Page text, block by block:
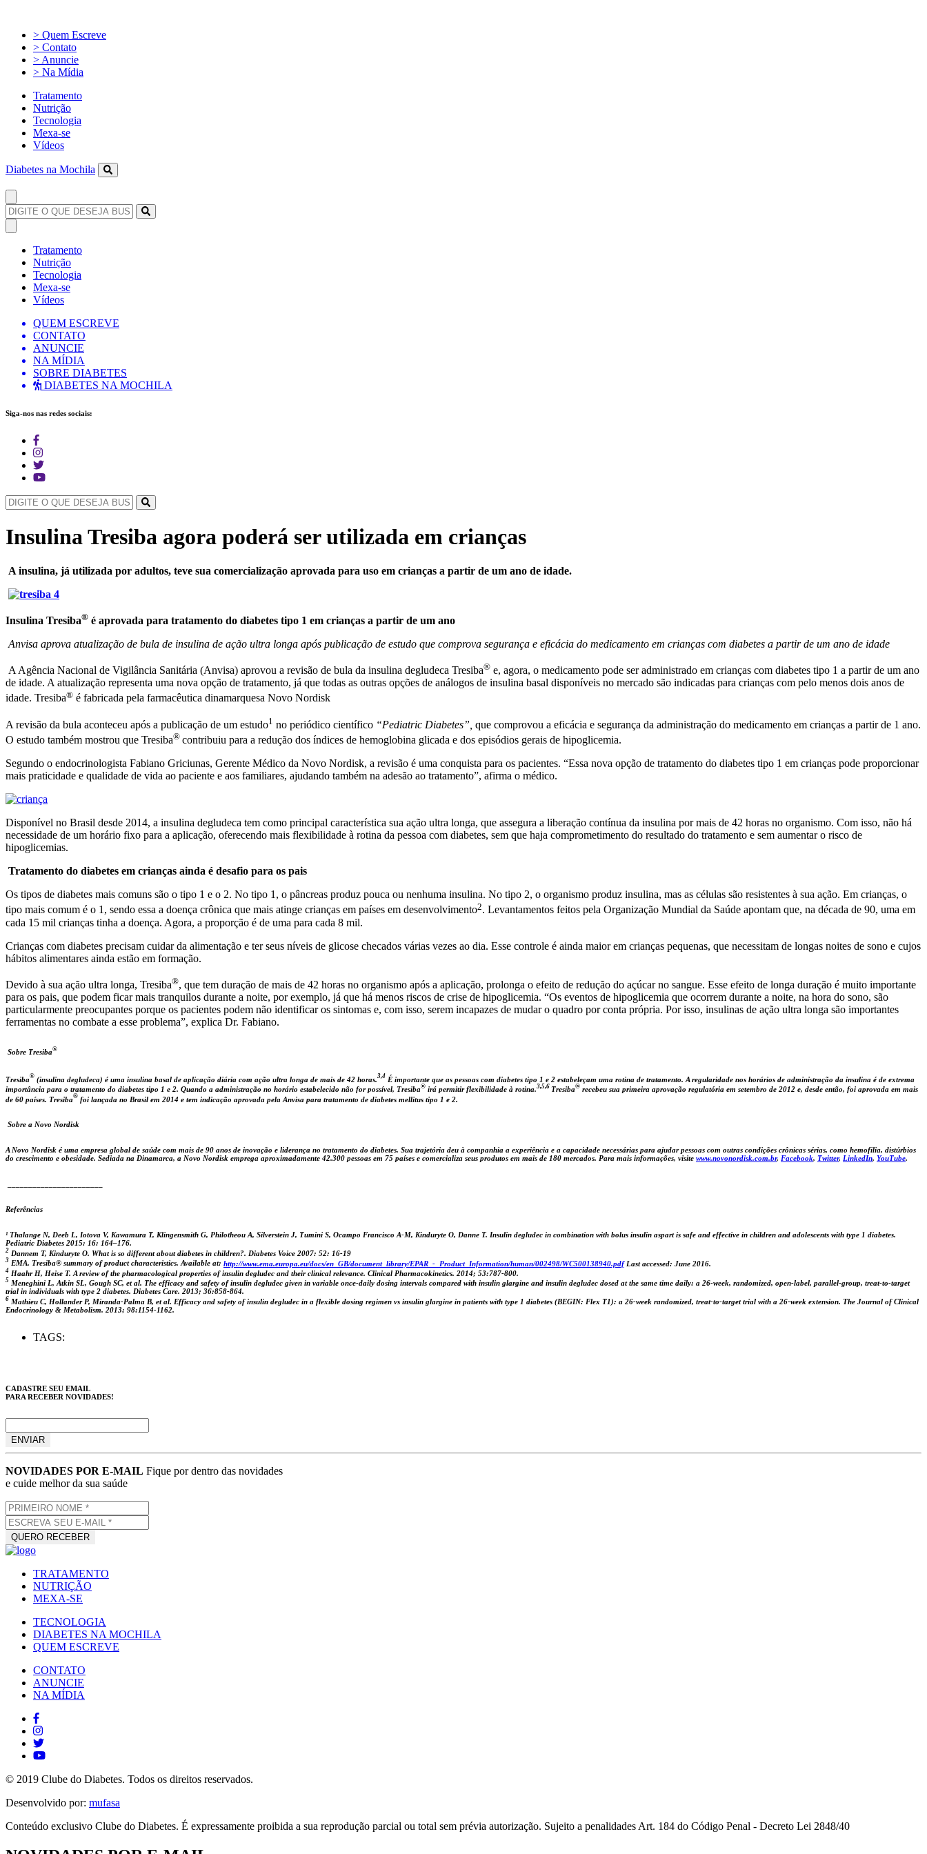
> Quem Escreve
> Contato
> Anuncie
> Na Mídia
Tratamento
Nutrição
Tecnologia
Mexa-se
Vídeos
Diabetes na Mochila
Tratamento
Nutrição
Tecnologia
Mexa-se
Vídeos
QUEM ESCREVE
CONTATO
ANUNCIE
NA MÍDIA
SOBRE DIABETES
DIABETES NA MOCHILA
Siga-nos nas redes sociais:
Insulina Tresiba agora poderá ser utilizada em crianças
A insulina, já utilizada por adultos, teve sua comercialização aprovada para uso em crianças a partir de um ano de idade.
Insulina Tresiba® é aprovada para tratamento do diabetes tipo 1 em crianças a partir de um ano
Anvisa aprova atualização de bula de insulina de ação ultra longa após publicação de estudo que comprova segurança e eficácia do medicamento em crianças com diabetes a partir de um ano de idade
A Agência Nacional de Vigilância Sanitária (Anvisa) aprovou a revisão de bula da insulina degludeca Tresiba® e, agora, o medicamento pode ser administrado em crianças com diabetes tipo 1 a partir de um ano
de idade. A atualização representa uma nova opção de tratamento, já que todas as outras opções de análogos de insulina basal disponíveis no mercado são indicadas para crianças com pelo menos dois anos de
idade. Tresiba® é fabricada pela farmacêutica dinamarquesa Novo Nordisk
A revisão da bula aconteceu após a publicação de um estudo1 no periódico científico “Pediatric Diabetes”, que comprovou a eficácia e segurança da administração do medicamento em crianças a partir de 1 ano.
O estudo também mostrou que Tresiba® contribuiu para a redução dos índices de hemoglobina glicada e dos episódios gerais de hipoglicemia.
Segundo o endocrinologista Fabiano Griciunas, Gerente Médico da Novo Nordisk, a revisão é uma conquista para os pacientes. “Essa nova opção de tratamento do diabetes tipo 1 em crianças pode proporcionar
mais praticidade e qualidade de vida ao paciente e aos familiares, ajudando também na adesão ao tratamento”, afirma o médico.
Disponível no Brasil desde 2014, a insulina degludeca tem como principal característica sua ação ultra longa, que assegura a liberação contínua da insulina por mais de 42 horas no organismo. Com isso, não há
necessidade de um horário fixo para a aplicação, oferecendo mais flexibilidade à rotina da pessoa com diabetes, sem que haja comprometimento do resultado do tratamento e sem aumentar o risco de
hipoglicemias.
Tratamento do diabetes em crianças ainda é desafio para os pais
Os tipos de diabetes mais comuns são o tipo 1 e o 2. No tipo 1, o pâncreas produz pouca ou nenhuma insulina. No tipo 2, o organismo produz insulina, mas as células são resistentes à sua ação. Em crianças, o
tipo mais comum é o 1, sendo essa a doença crônica que mais atinge crianças em países em desenvolvimento2. Levantamentos feitos pela Organização Mundial da Saúde apontam que, na década de 90, uma em
cada 15 mil crianças tinha a doença. Agora, a proporção é de uma para cada 8 mil.
Crianças com diabetes precisam cuidar da alimentação e ter seus níveis de glicose checados várias vezes ao dia. Esse controle é ainda maior em crianças pequenas, que necessitam de longas noites de sono e cujos
hábitos alimentares ainda estão em formação.
Devido à sua ação ultra longa, Tresiba®, que tem duração de mais de 42 horas no organismo após a aplicação, prolonga o efeito de redução do açúcar no sangue. Esse efeito de longa duração é muito importante
para os pais, que podem ficar mais tranquilos durante a noite, por exemplo, já que há menos riscos de crise de hipoglicemia. “Os eventos de hipoglicemia que ocorrem durante a noite, na hora do sono, são
particularmente preocupantes porque os pacientes podem não identificar os sintomas e, com isso, serem incapazes de mudar o quadro por conta própria. Por isso, insulinas de ação ultra longa são importantes
ferramentas no combate a esse problema”, explica Dr. Fabiano.
Sobre Tresiba®
Tresiba® (insulina degludeca) é uma insulina basal de aplicação diária com ação ultra longa de mais de 42 horas. 3,4 É importante que as pessoas com diabetes tipo 1 e 2 estabeleçam uma rotina de tratamento. A regularidade nos horários de administração da insulina é de extrema
importância para o tratamento do diabetes tipo 1 e 2. Quando a administração no horário estabelecido não for possível, Tresiba® irá permitir flexibilidade à rotina.3,5,6 Tresiba® recebeu sua primeira aprovação regulatória em setembro de 2012 e, desde então, foi aprovada em mais
de 60 países. Tresiba® foi lançada no Brasil em 2014 e tem indicação aprovada pela Anvisa para tratamento de diabetes mellitus tipo 1 e 2.
Sobre a Novo Nordisk
A Novo Nordisk é uma empresa global de saúde com mais de 90 anos de inovação e liderança no tratamento do diabetes. Sua trajetória deu à companhia a experiência e a capacidade necessárias para ajudar pessoas com outras condições crônicas sérias, como hemofilia, distúrbios
do crescimento e obesidade. Sediada na Dinamarca, a Novo Nordisk emprega aproximadamente 42.300 pessoas em 75 países e comercializa seus produtos em mais de 180 mercados. Para mais informações, visite www.novonordisk.com.br, Facebook, Twitter, LinkedIn, YouTube.
Referências
¹ Thalange N, Deeb L, Iotova V, Kawamura T, Klingensmith G, Philotheou A, Silverstein J, Tumini S, Ocampo Francisco A-M, Kinduryte O, Danne T. Insulin degludec in combination with bolus insulin aspart is safe and effective in children and adolescents with type 1 diabetes.
Pediatric Diabetes 2015: 16: 164–176.
2 Dannem T, Kinduryte O. What is so different about diabetes in children?. Diabetes Voice 2007: 52: 16-19
3 EMA. Tresiba® summary of product characteristics. Available at: http://www.ema.europa.eu/docs/en_GB/document_library/EPAR_-_Product_Information/human/002498/WC500138940.pdfLast accessed: June 2016.
4 Haahr H, Heise T. A review of the pharmacological properties of insulin degludec and their clinical relevance. Clinical Pharmacokinetics. 2014; 53:787-800.
5 Meneghini L, Atkin SL, Gough SC, et al. The efficacy and safety of insulin degludec given in variable once-daily dosing intervals compared with insulin glargine and insulin degludec dosed at the same time daily: a 26-week, randomized, open-label, parallel-group, treat-to-target
trial in individuals with type 2 diabetes. Diabetes Care. 2013; 36:858-864.
6 Mathieu C, Hollander P, Miranda-Palma B, et al. Efficacy and safety of insulin degludec in a flexible dosing regimen vs insulin glargine in patients with type 1 diabetes (BEGIN: Flex T1): a 26-week randomized, treat-to-target trial with a 26-week extension. The Journal of Clinical
Endocrinology & Metabolism. 2013; 98:1154-1162.
TAGS:
CADASTRE SEU EMAIL
PARA RECEBER NOVIDADES!
NOVIDADES POR E-MAIL Fique por dentro das novidades
e cuide melhor da sua saúde
TRATAMENTO
NUTRIÇÃO
MEXA-SE
TECNOLOGIA
DIABETES NA MOCHILA
QUEM ESCREVE
CONTATO
ANUNCIE
NA MÍDIA
© 2019 Clube do Diabetes. Todos os direitos reservados.
Desenvolvido por: mufasa
Conteúdo exclusivo Clube do Diabetes. É expressamente proibida a sua reprodução parcial ou total sem prévia autorização. Sujeito a penalidades Art. 184 do Código Penal - Decreto Lei 2848/40